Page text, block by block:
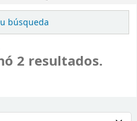
búsqueda
2 resultados.